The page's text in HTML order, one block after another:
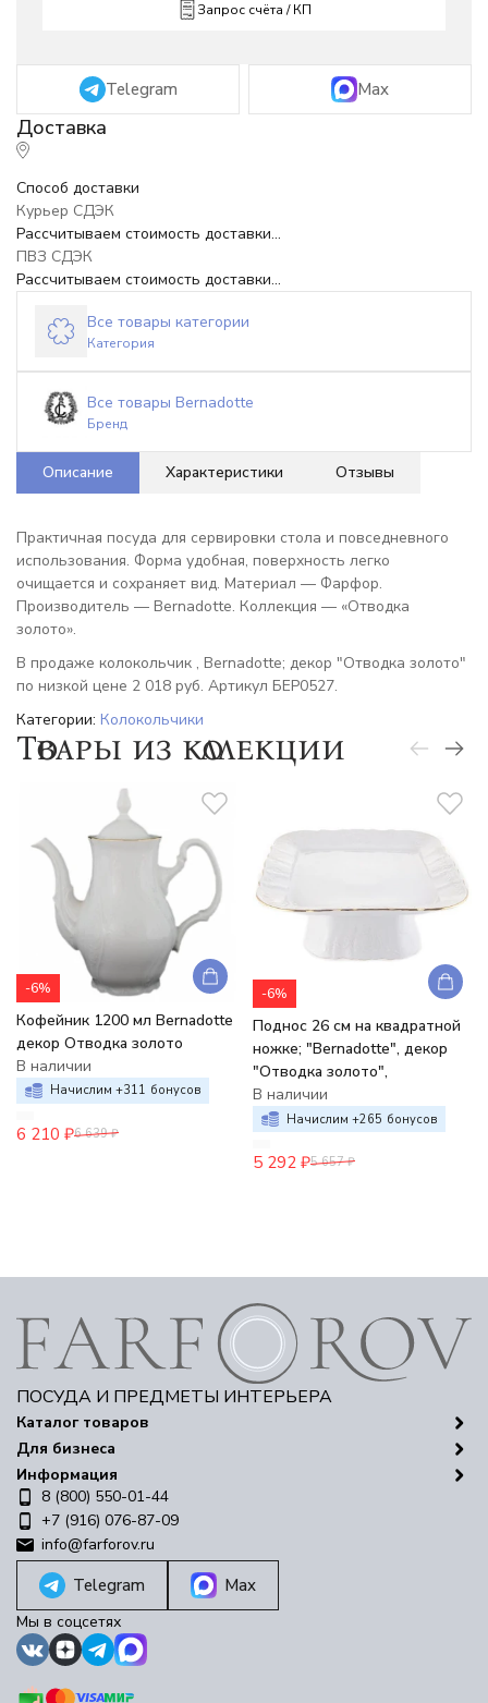
Запрос счёта / КП
Telegram Max
Способ доставки
Курьер СДЭК
Рассчитываем стоимость доставки...
ПВЗ СДЭК
Рассчитываем стоимость доставки...
Все товары категории
Категория
Все товары Bernadotte
Бренд
Описание Характеристики Отзывы
Практичная посуда для сервировки стола и повседневного
использования. Форма удобная, поверхность легко
очищается и сохраняет вид. Материал — Фарфор.
Производитель — Bernadotte. Коллекция — «Отводка
золото».
В продаже колокольчик , Bernadotte; декор "Отводка золото"
по низкой цене 2 018 руб. Артикул БЕР0527.
Категории: Колокольчики
Товары из коллекции
-6%
Кофейник 1200 мл Bernadotte
декор Отводка золото
В наличии
Начислим +311 бонусов
6 210 ₽6 639 ₽
-6%
Поднос 26 см на квадратной
ножке; "Bernadotte", декор
"Отводка золото",
В наличии
Начислим +265 бонусов
5 292 ₽5 657 ₽
ПОСУДА И ПРЕДМЕТЫ ИНТЕРЬЕРА
Каталог товаров
Для бизнеса
Информация
8 (800) 550-01-44
+7 (916) 076-87-09
info@farforov.ru
Telegram Max
Мы в соцсетях